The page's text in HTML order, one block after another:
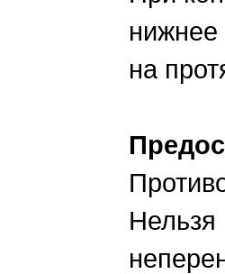
нижнее
на
Нельзя